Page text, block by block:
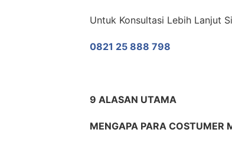
Untuk Konsultasi Lebih Lanjut
0821 25 888 798
9 ALASAN UTAMA
MENGAPA PARA COSTUMER